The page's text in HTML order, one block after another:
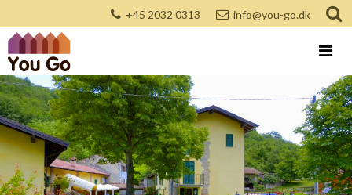
+45 2032 0313 info@you-go.dk